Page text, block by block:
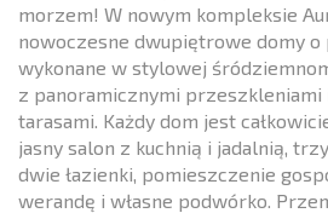
morzem! W nowym kompleksie
nowoczesne dwupiętrowe domy o
wykonane w stylowej
z panoramicznymi
tarasami. Każdy dom jest
jasny salon z kuchnią i jadalnią,
dwie łazienki, pomieszczenie
werandę i własne podwórko.